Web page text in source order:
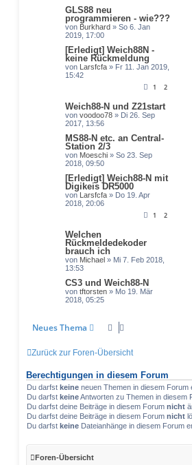
GLS88 neu
programmieren - wie???
von Burkhard » So 6. Jan
2019, 17:00
[Erledigt] Weich88N -
keine Rückmeldung
von Larsfcfa » Fr 11. Jan 2019,
15:42
1 2
Weich88-N und Z21start
von voodoo78 » Di 26. Sep
2017, 13:56
MS88-N etc. an Central-
Station 2/3
von Moeschi » So 23. Sep
2018, 09:50
[Erledigt] Weich88-N mit
Digikeis DR5000
von Larsfcfa » Do 19. Apr
2018, 20:06
1 2
Welchen
Rückmeldedekoder
brauch ich
von Michael » Mi 7. Feb 2018,
13:53
CS3 und Weich88-N
von tftorsten » Mo 19. Mär
2018, 05:25
Neues Thema
Zurück zur Foren-Übersicht
Berechtigungen in diesem Forum
Du darfst keine neuen Themen in diesem Forum
Du darfst keineAntworten zu Themen in diesem
Du darfst deine Beiträge in diesem Forum nicht
Du darfst deine Beiträge in diesem Forum nicht
Du darfst keine Dateianhänge in diesem Forum
Foren-Übersicht